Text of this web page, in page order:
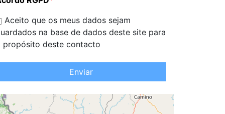
Aceito que os meus dados sejam
na base de dados deste site para
propósito deste contacto
Enviar